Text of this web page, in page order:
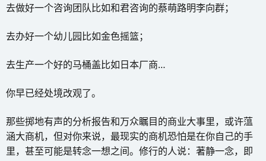
去做好一个咨询团队比如和君咨询的蔡萌路明李向群；
去办好一个幼儿园比如金色摇篮；
去生产一个好的马桶盖比如日本厂商…
你早已经处境改观了。
那些掷地有声的分析报告和万众瞩目的商业大事里，或许蕰
涵大商机，但对你来说，最现实的商机恐怕是在你自己的手
里，甚至可能是转念一想之间。修行的人说：著静一念，即